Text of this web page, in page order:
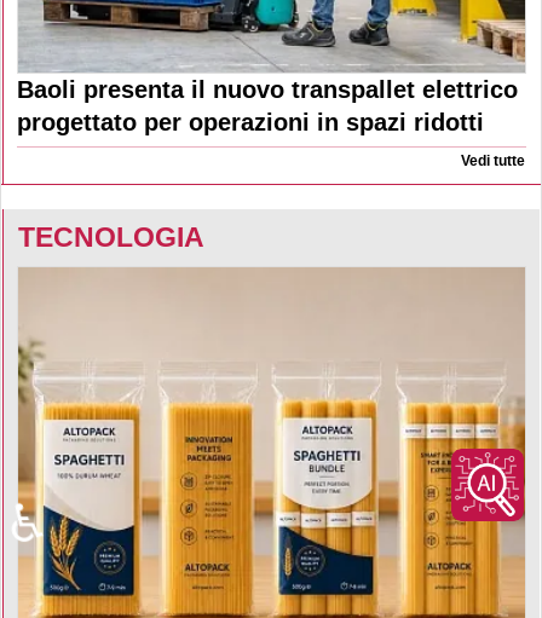
Baoli presenta il nuovo transpallet elettrico
progettato per operazioni in spazi ridotti
Vedi tutte
TECNOLOGIA